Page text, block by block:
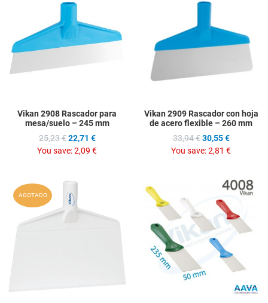
Quick View
Vikan 2908 Rascador para
mesa/suelo – 245 mm
25,23 € 22,71 €
You save:2,09 €
Vikan 2909 Rascador con hoja
de acero flexible – 260 mm
33,94 € 30,55 €
You save:2,81 €
AGOTADO
Add to Wishlist
Add to Compare
Quick View